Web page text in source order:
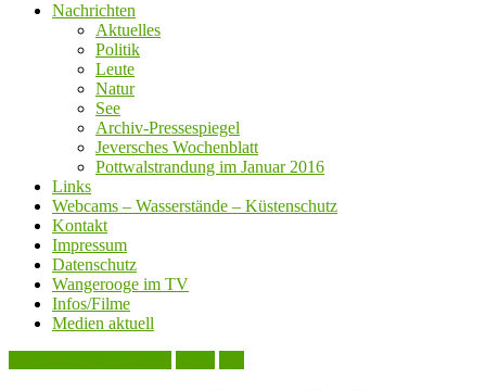
Nachrichten
Aktuelles
Politik
Leute
Natur
See
Archiv-Pressespiegel
Jeversches Wochenblatt
Pottwalstrandung im Januar 2016
Links
Webcams – Wasserstände – Küstenschutz
Kontakt
Impressum
Datenschutz
Wangerooge im TV
Infos/Filme
Medien aktuell